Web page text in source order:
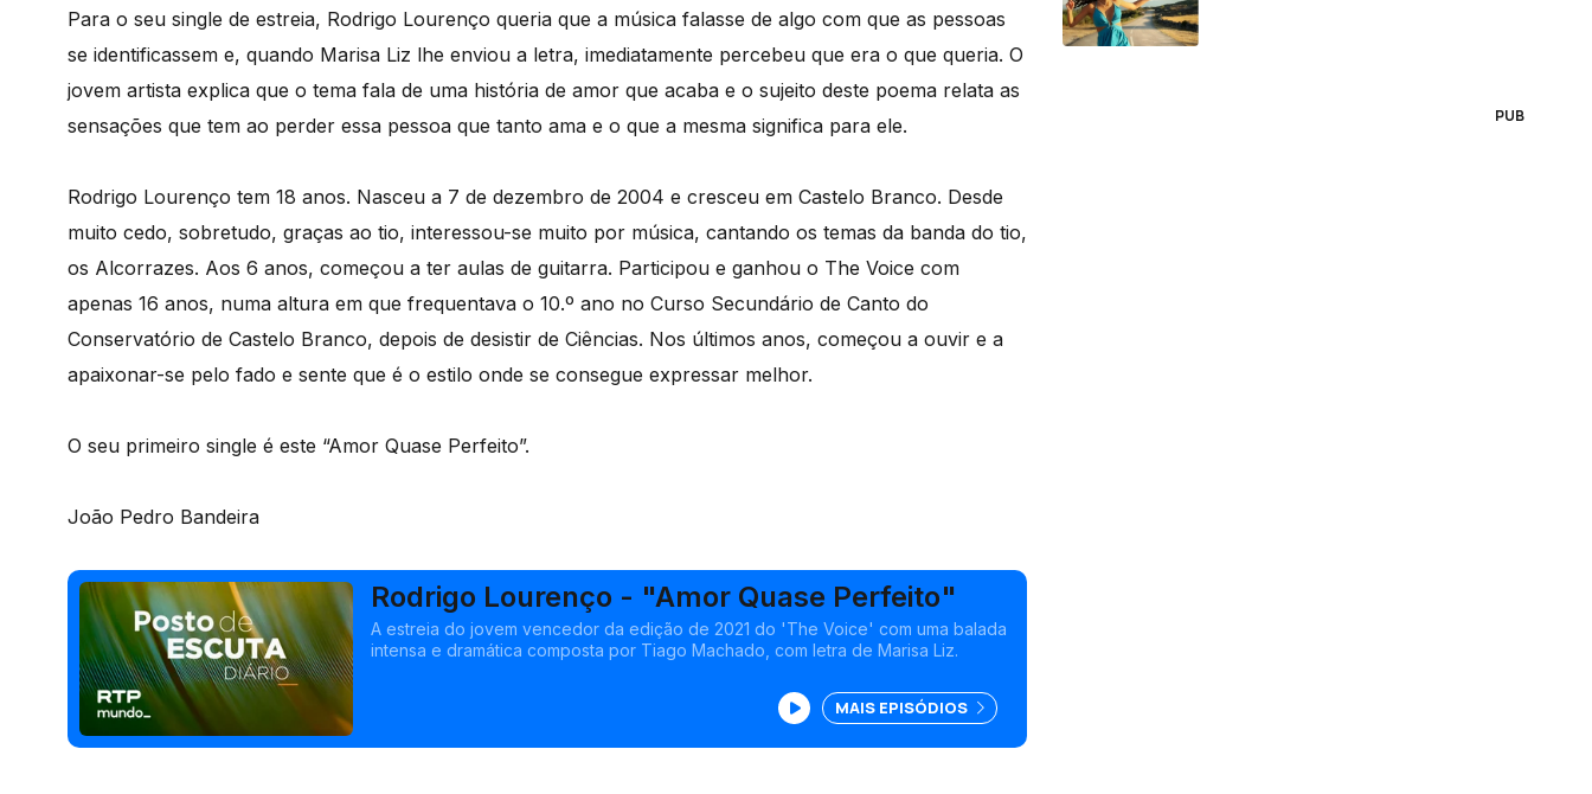
Para o seu single de estreia, Rodrigo Lourenço queria que a música falasse de algo com que as pessoas
se identificassem e, quando Marisa Liz lhe enviou a letra, imediatamente percebeu que era o que queria. O
jovem artista explica que o tema fala de uma história de amor que acaba e o sujeito deste poema relata as
sensações que tem ao perder essa pessoa que tanto ama e o que a mesma significa para ele.
Rodrigo Lourenço tem 18 anos. Nasceu a 7 de dezembro de 2004 e cresceu em Castelo Branco. Desde
muito cedo, sobretudo, graças ao tio, interessou-se muito por música, cantando os temas da banda do tio,
os Alcorrazes. Aos 6 anos, começou a ter aulas de guitarra. Participou e ganhou o The Voice com
apenas 16 anos, numa altura em que frequentava o 10.º ano no Curso Secundário de Canto do
Conservatório de Castelo Branco, depois de desistir de Ciências. Nos últimos anos, começou a ouvir e a
apaixonar-se pelo fado e sente que é o estilo onde se consegue expressar melhor.
O seu primeiro single é este “Amor Quase Perfeito”.
João Pedro Bandeira
Rodrigo Lourenço - "Amor Quase Perfeito"
A estreia do jovem vencedor da edição de 2021 do 'The Voice' com uma balada
intensa e dramática composta por Tiago Machado, com letra de Marisa Liz.
MAIS EPISÓDIOS
PUB